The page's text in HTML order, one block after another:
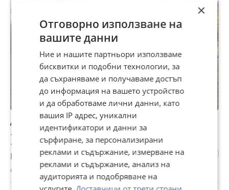
Дава под наем КЪЩА, с. Волово, област Русе
100 €
195,58 лв
Не се начислява ДДС
с. Волово, Русе, 31 юли
×
Отговорно използване на
вашите данни
Ние и нашите партньори използваме
бисквитки и подобни технологии, за
да съхраняваме и получаваме достъп
до информация на вашето устройство
и да обработваме лични данни, като
вашия IP адрес, уникални
идентификатори и данни за
сърфиране, за персонализирани
реклами и съдържание, измерване на
реклами и съдържание, анализ на
аудиторията и подобряване на